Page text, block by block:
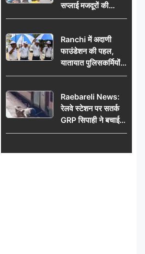
सप्लाई मजदूरों की
हुंकार, 12 अगस्त के
Ranchi में अदाणी
फाउंडेशन की पहल,
यातायात पुलिसकर्मियों
को वितरित किए गए छाते
Raebareli News:
रेलवे स्टेशन पर सतर्क
GRP सिपाही ने बचाई
महिला की जान, चलती
हादसा टला; घटना